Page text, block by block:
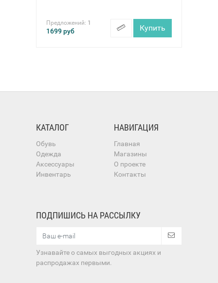
Предложений: 1
1699руб Купить
КАТАЛОГ
Обувь
Одежда
Аксессуары
Инвентарь
НАВИГАЦИЯ
Главная
Магазины
О проекте
Контакты
ПОДПИШИСЬ НА РАССЫЛКУ
Узнавайте о самых выгодных акциях и
распродажах первыми.